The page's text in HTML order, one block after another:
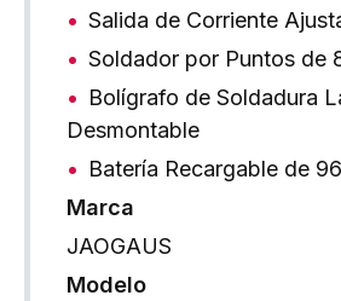
Salida de Corriente
Soldador por Puntos de
Bolígrafo de Soldadura
Desmontable
Batería Recargable de
Marca
JAOGAUS
Modelo